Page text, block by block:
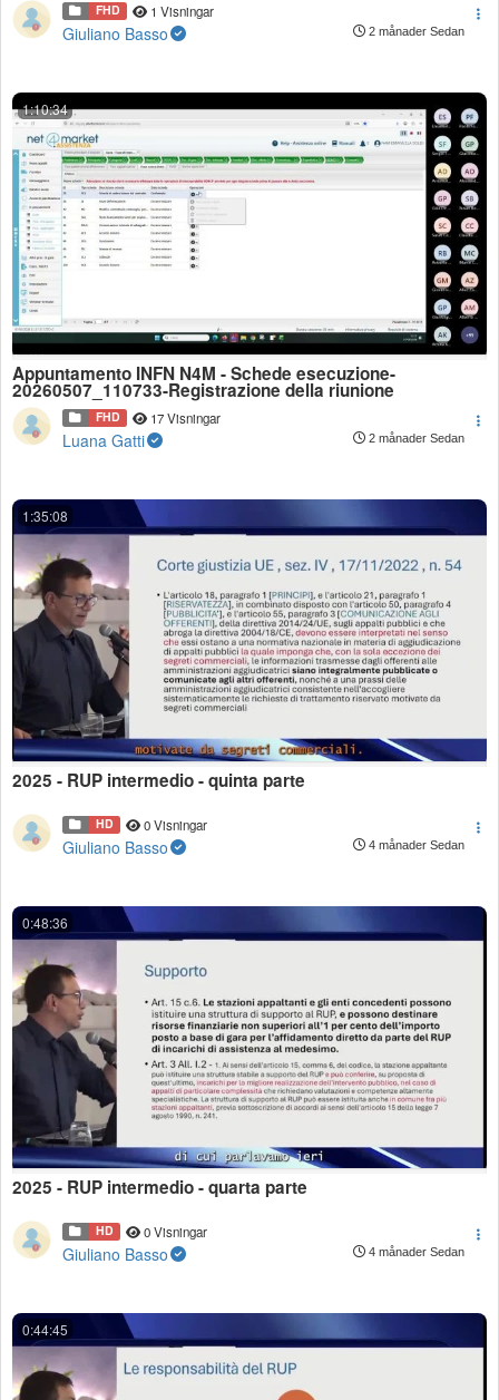
FHD 1 Visningar
Giuliano Basso 2 månader Sedan
1:10:34
Appuntamento INFN N4M - Schede esecuzione-
20260507_110733-Registrazione della riunione
FHD 17 Visningar
Luana Gatti 2 månader Sedan
1:35:08
2025 - RUP intermedio - quinta parte
HD 0 Visningar
Giuliano Basso 4 månader Sedan
0:48:36
2025 - RUP intermedio - quarta parte
HD 0 Visningar
Giuliano Basso 4 månader Sedan
0:44:45